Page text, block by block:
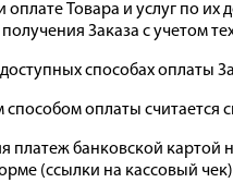
оплате Товара и услуг по
Заказа с учетом
способах оплаты
способом оплаты
платеж банковской картой
(ссылки на кассовый